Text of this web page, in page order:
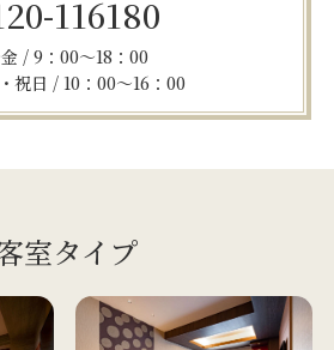
116180
/ 9：00～18：00
祝日 / 10：00～16：00
室タイプ